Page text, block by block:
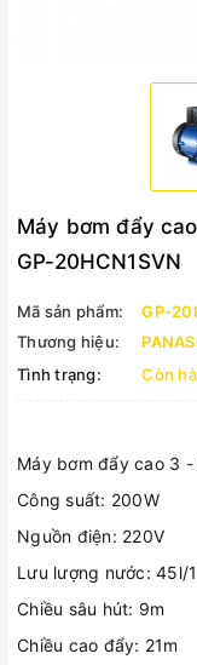
Máy bơm đẩy
GP-20HCN1SVN
Mã sản phẩm:
GP-
Thương hiệu:
Tình trạng:
Còn
Máy bơm đẩy cao 3
Công suất: 200W
Nguồn điện: 220V
Lưu lượng nước: 45l/
Chiều sâu hút: 9m
Chiều cao đẩy: 21m